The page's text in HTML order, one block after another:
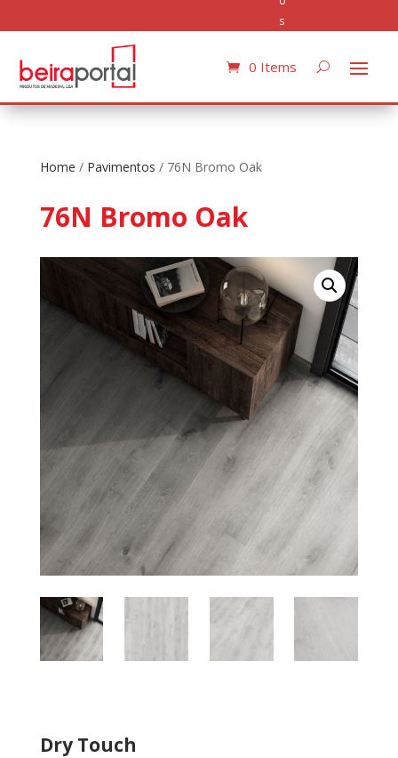
s
0 Items
Home / Pavimentos / 76N Bromo Oak
76N Bromo Oak
Dry Touch